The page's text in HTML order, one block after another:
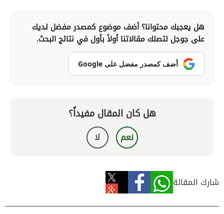
هل يعجبك محتوانا؟ أضف موضوع كمصدر مفضل لديك
على جوجل لتصلك مقالاتنا أولاً بأول في نتائج البحث.
أضف كمصدر مفضل على Google
هل كان المقال مفيداً؟
نعم لا
شارك المقالة